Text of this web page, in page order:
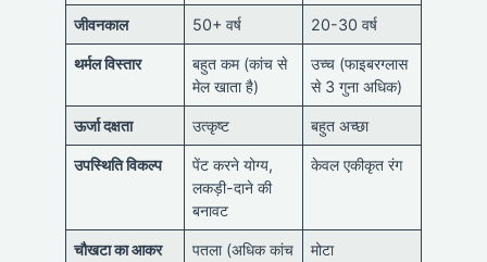
जीवनकाल 50+ वर्ष 20-30 वर्ष
थर्मल विस्तार
बहुत कम (कांच से
मेल खाता है)
उच्च (फाइबरग्लास
से 3 गुना अधिक)
ऊर्जा दक्षता उत्कृष्ट बहुत अच्छा
उपस्थिति विकल्प
पेंट करने योग्य,
लकड़ी-दाने की
बनावट
केवल एकीकृत रंग
चौखटा का आकर
पतला (अधिक कांच
मोटा